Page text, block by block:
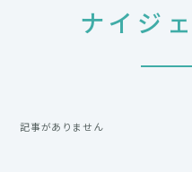
ナイジ
記事がありません